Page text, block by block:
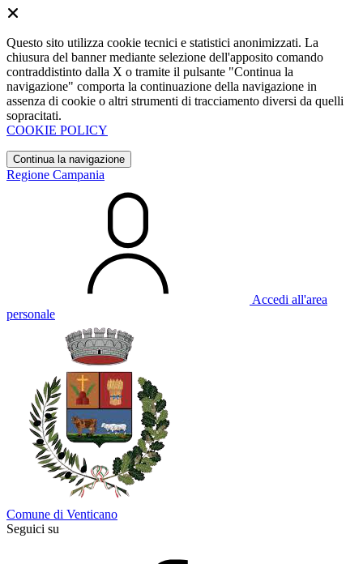
Questo sito utilizza cookie tecnici e statistici anonimizzati. La
chiusura del banner mediante selezione dell'apposito comando
contraddistinto dalla X o tramite il pulsante "Continua la
navigazione" comporta la continuazione della navigazione in
assenza di cookie o altri strumenti di tracciamento diversi da quelli
sopracitati.
COOKIE POLICY
Continua la navigazione
Regione Campania
Accedi all'area
personale
Comune di Venticano
Seguici su